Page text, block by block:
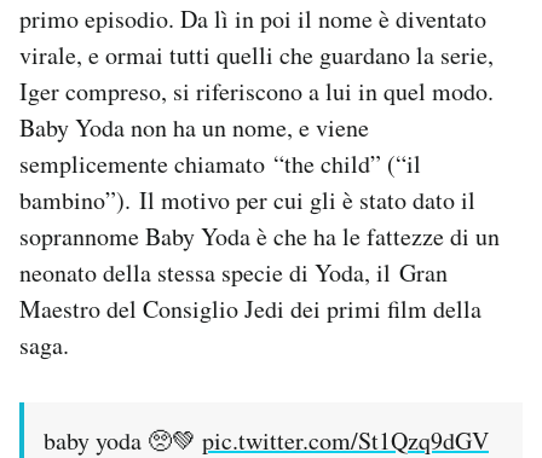
primo episodio. Da lì in poi il nome è diventato
virale, e ormai tutti quelli che guardano la serie,
Iger compreso, si riferiscono a lui in quel modo.
Baby Yoda non ha un nome, e viene
semplicemente chiamato “the child” (“il
bambino”). Il motivo per cui gli è stato dato il
soprannome Baby Yoda è che ha le fattezze di un
neonato della stessa specie di Yoda, il Gran
Maestro del Consiglio Jedi dei primi film della
saga.
baby yoda 🥺💚 pic.twitter.com/St1Qzq9dGV